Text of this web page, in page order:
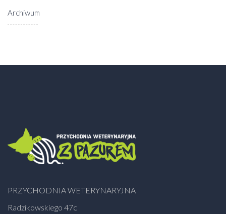
Archiwum
PRZYCHODNIA WETERYNARYJNA
Radzikowskiego 47c